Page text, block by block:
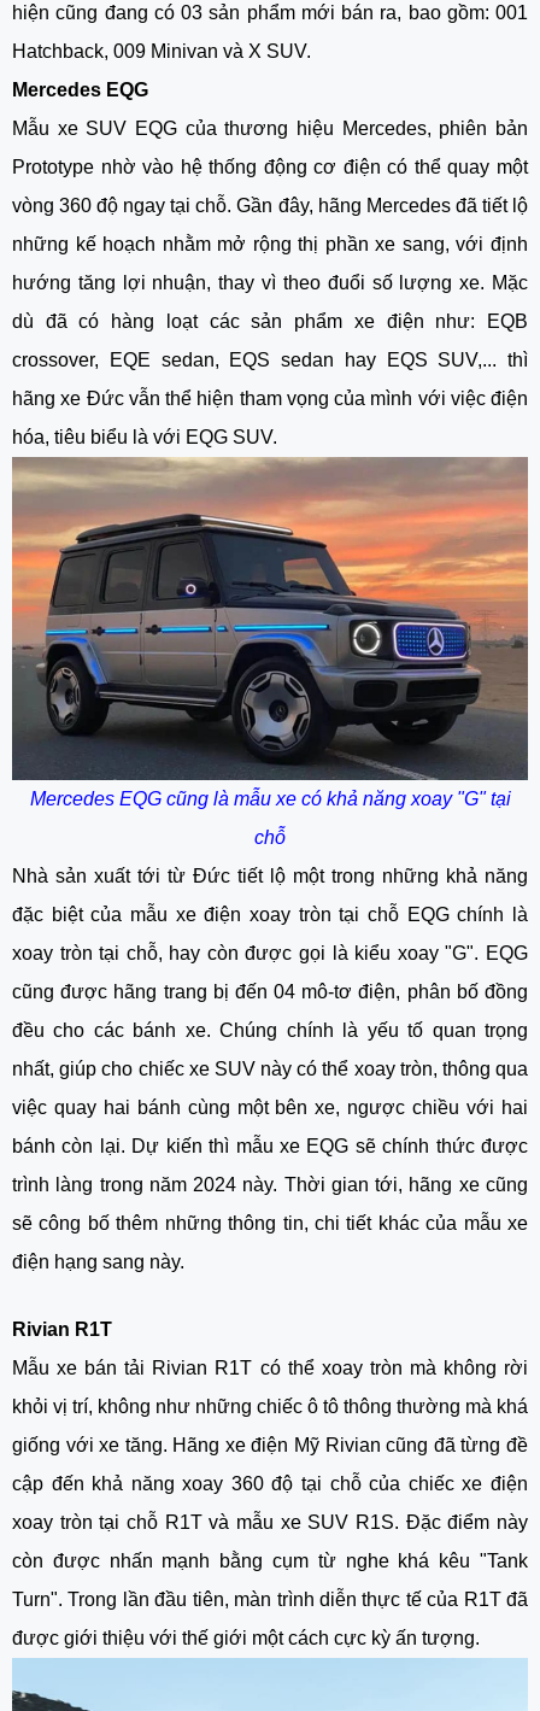
hiện cũng đang có 03 sản phẩm mới bán ra, bao gồm: 001
Hatchback, 009 Minivan và X SUV.
Mercedes EQG
Mẫu xe SUV EQG của thương hiệu Mercedes, phiên bản
Prototype nhờ vào hệ thống động cơ điện có thể quay một
vòng 360 độ ngay tại chỗ. Gần đây, hãng Mercedes đã tiết lộ
những kế hoạch nhằm mở rộng thị phần xe sang, với định
hướng tăng lợi nhuận, thay vì theo đuổi số lượng xe. Mặc
dù đã có hàng loạt các sản phẩm xe điện như: EQB
crossover, EQE sedan, EQS sedan hay EQS SUV,... thì
hãng xe Đức vẫn thể hiện tham vọng của mình với việc điện
hóa, tiêu biểu là với EQG SUV.
Mercedes EQG cũng là mẫu xe có khả năng xoay "G" tại
chỗ
Nhà sản xuất tới từ Đức tiết lộ một trong những khả năng
đặc biệt của mẫu xe điện xoay tròn tại chỗ EQG chính là
xoay tròn tại chỗ, hay còn được gọi là kiểu xoay "G". EQG
cũng được hãng trang bị đến 04 mô-tơ điện, phân bố đồng
đều cho các bánh xe. Chúng chính là yếu tố quan trọng
nhất, giúp cho chiếc xe SUV này có thể xoay tròn, thông qua
việc quay hai bánh cùng một bên xe, ngược chiều với hai
bánh còn lại. Dự kiến thì mẫu xe EQG sẽ chính thức được
trình làng trong năm 2024 này. Thời gian tới, hãng xe cũng
sẽ công bố thêm những thông tin, chi tiết khác của mẫu xe
điện hạng sang này.
Rivian R1T
Mẫu xe bán tải Rivian R1T có thể xoay tròn mà không rời
khỏi vị trí, không như những chiếc ô tô thông thường mà khá
giống với xe tăng. Hãng xe điện Mỹ Rivian cũng đã từng đề
cập đến khả năng xoay 360 độ tại chỗ của chiếcxe điện
xoay tròn tại chỗ R1T và mẫu xe SUV R1S. Đặc điểm này
còn được nhấn mạnh bằng cụm từ nghe khá kêu "Tank
Turn". Trong lần đầu tiên, màn trình diễn thực tế của R1T đã
được giới thiệu với thế giới một cách cực kỳ ấn tượng.